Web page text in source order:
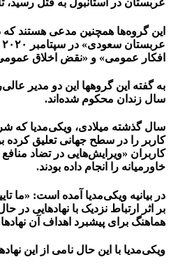
عربستان در استانبول به قتل
این گروه‌ها همچنین مدعی هستند که
افکار عمومی» و «نقض اخلاق
به گفته این گروهها این دو مدیر
سال زندان محکوم شده‌اند.
کاربر را در سطح جهانی تعلیق کرده
کاربران «ویرایش‌هایی در تضاد منافع
خاورمیانه را انجام داده بودند.
در بیانیه ویکی‌مدیا آمده است: «ما
بر اثر ارتباط نزدیک با نهادهایی در
هماهنگ برای پیشبرد اهداف آن
ویکی‌مدیا با این حال نامی از این